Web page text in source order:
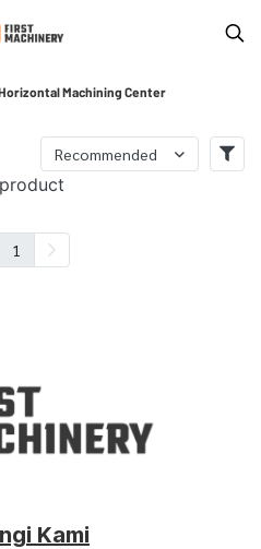
Machining Center
Recommended
1
Kami